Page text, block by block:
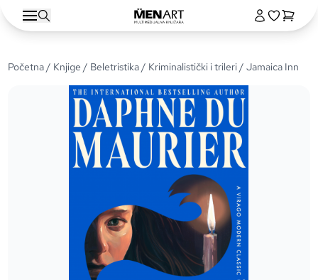
Početna/ Knjige / Beletristika/ Kriminalistički i trileri/ Jamaica Inn